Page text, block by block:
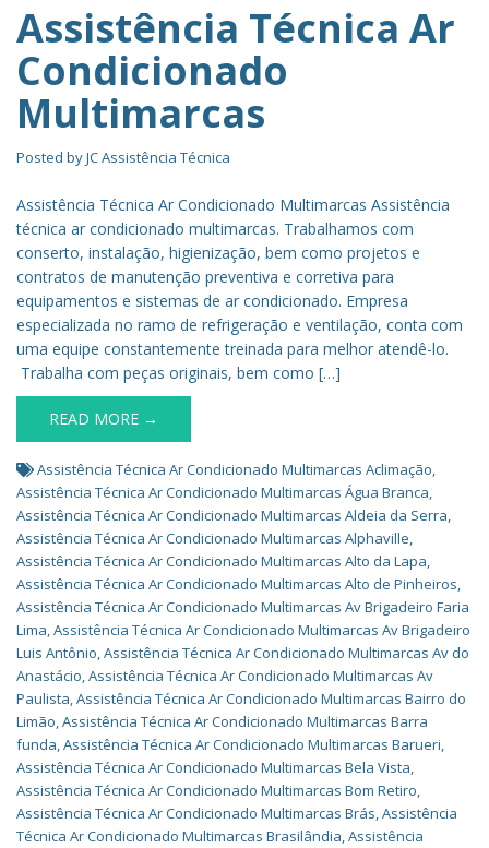
Assistência Técnica Ar
Condicionado
Multimarcas
Posted byJC Assistência Técnica
Assistência Técnica Ar Condicionado Multimarcas Assistência
técnica ar condicionado multimarcas. Trabalhamos com
conserto, instalação, higienização, bem como projetos e
contratos de manutenção preventiva e corretiva para
equipamentos e sistemas de ar condicionado. Empresa
especializada no ramo de refrigeração e ventilação, conta com
uma equipe constantemente treinada para melhor atendê-lo.
Trabalha com peças originais, bem como […]
READ MORE →
Assistência Técnica Ar Condicionado Multimarcas Aclimação,
Assistência Técnica Ar Condicionado Multimarcas Água Branca,
Assistência Técnica Ar Condicionado Multimarcas Aldeia da Serra,
Assistência Técnica Ar Condicionado Multimarcas Alphaville,
Assistência Técnica Ar Condicionado Multimarcas Alto da Lapa,
Assistência Técnica Ar Condicionado Multimarcas Alto de Pinheiros,
Assistência Técnica Ar Condicionado Multimarcas Av Brigadeiro Faria
Lima,Assistência Técnica Ar Condicionado Multimarcas Av Brigadeiro
Luis Antônio,Assistência Técnica Ar Condicionado Multimarcas Av do
Anastácio,Assistência Técnica Ar Condicionado Multimarcas Av
Paulista,Assistência Técnica Ar Condicionado Multimarcas Bairro do
Limão,Assistência Técnica Ar Condicionado Multimarcas Barra
funda,Assistência Técnica Ar Condicionado Multimarcas Barueri,
Assistência Técnica Ar Condicionado Multimarcas Bela Vista,
Assistência Técnica Ar Condicionado Multimarcas Bom Retiro,
Assistência Técnica Ar Condicionado Multimarcas Brás,Assistência
Técnica Ar Condicionado Multimarcas Brasilândia,Assistência